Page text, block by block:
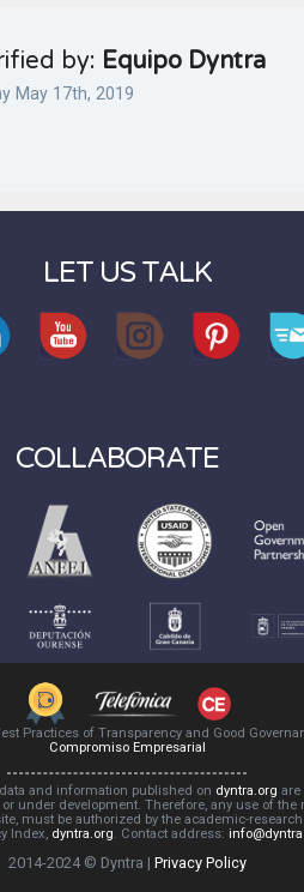
by: Equipo Dyntra
May 17th, 2019
LET US TALK
COLLABORATE
Practices of Transparency and Good
Compromiso Empresarial
and information published on dyntra.org are
under development. Therefore, any use of the
must be authorized by the academic-
Index, dyntra.org. Contact address:
2014-2024 © Dyntra | Privacy Policy